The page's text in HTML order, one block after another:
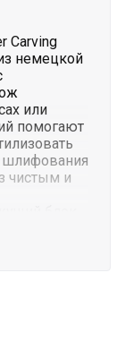
Carving
немецкой
или
помогают
шлифования
чистым и
или
Pro,
1590